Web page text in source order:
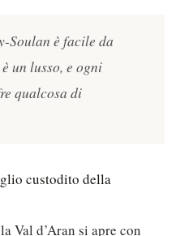
è facile da
un lusso, e ogni
qualcosa di
custodito della
Val d’Aran si apre con